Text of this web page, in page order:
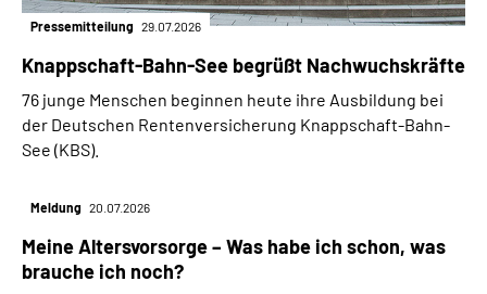
Pressemitteilung 29.07.2026
Knappschaft-Bahn-See begrüßt Nachwuchskräfte
76 junge Menschen beginnen heute ihre Ausbildung bei
der Deutschen Rentenversicherung Knappschaft-Bahn-
See (KBS).
Meldung 20.07.2026
Meine Altersvorsorge – Was habe ich schon, was
brauche ich noch?